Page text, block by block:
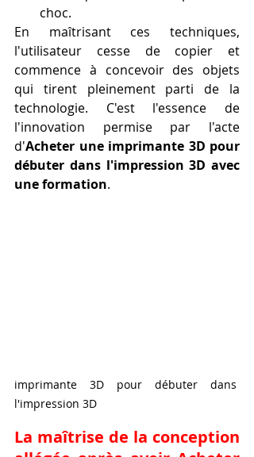
choc.
En maîtrisant ces techniques,
l'utilisateur cesse de copier et
commence à concevoir des objets
qui tirent pleinement parti de la
technologie. C'est l'essence de
l'innovation permise par l'acte
d'Acheter une imprimante 3D pour
débuter dans l'impression 3D avec
une formation.
imprimante 3D pour débuter dans
l'impression 3D
La maîtrise de la conception